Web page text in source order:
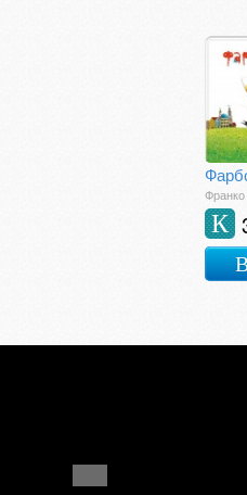
Франко
К